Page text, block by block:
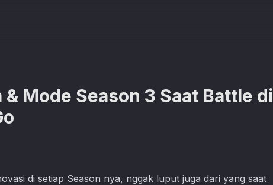
Mode Season 3 Saat Battle di
di setiap Season nya, nggak luput juga dari yang saat